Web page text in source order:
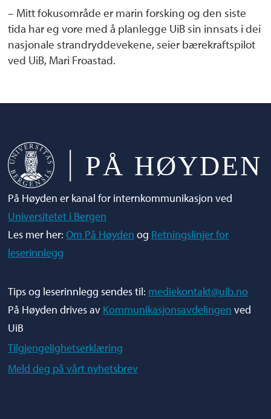
– Mitt fokusområde er marin forsking og den siste
tida har eg vore med å planlegge UiB sin innsats i dei
nasjonale strandryddevekene, seier bærekraftspilot
ved UiB, Mari Froastad.
På Høyden er kanal for internkommunikasjon ved
Universitetet i Bergen
Les mer her:Om På Høyden og Retningslinjer for
leserinnlegg
Tips og leserinnlegg sendes til: mediekontakt@uib.no
På Høyden drives av Kommunikasjonsavdelingen ved
UiB
Tilgjengelighetserklæring
Meld deg på vårt nyhetsbrev